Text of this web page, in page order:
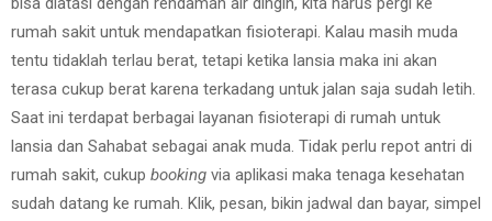
rumah sakit untuk mendapatkan fisioterapi. Kalau masih muda
tentu tidaklah terlau berat, tetapi ketika lansia maka ini akan
terasa cukup berat karena terkadang untuk jalan saja sudah letih.
Saat ini terdapat berbagai layanan fisioterapi di rumah untuk
lansia dan Sahabat sebagai anak muda. Tidak perlu repot antri di
rumah sakit, cukup booking via aplikasi maka tenaga kesehatan
sudah datang ke rumah. Klik, pesan, bikin jadwal dan bayar, simpel